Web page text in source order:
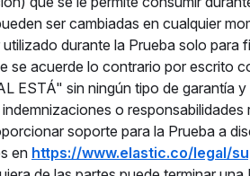
ser cambiadas en cualquier
utilizado durante la Prueba solo
se acuerde lo contrario por escrito
ESTÁ" sin ningún tipo de garantía
o
soporte para la Prueba a
en https://www.elastic.co/legal/